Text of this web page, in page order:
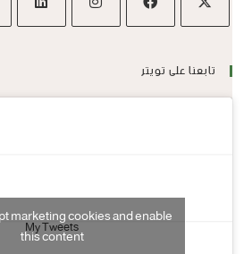
تابعنا على تويتر
My Tweets
marketing cookies and enable
this content